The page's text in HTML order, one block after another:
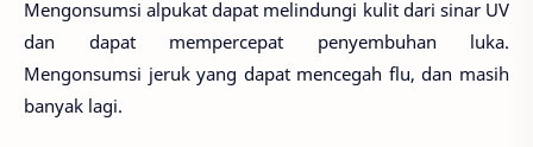
Mengonsumsi alpukat dapat melindungi kulit dari sinar UV
dan dapat mempercepat penyembuhan luka.
Mengonsumsi jeruk yang dapat mencegah flu, dan masih
banyak lagi.